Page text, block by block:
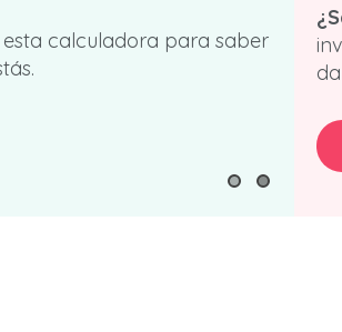
saber
¿Sabes cómo está tu
invitamos a usar esta
dará un diagnóstico de